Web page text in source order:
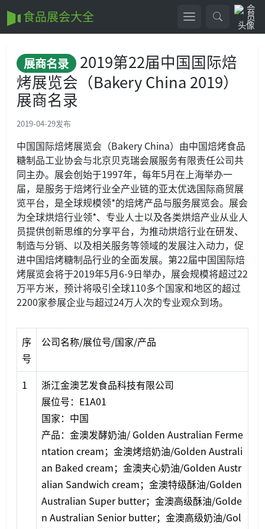
食品展会大全
展商名录 2019第22届中国国际焙
烤展览会（Bakery China 2019）
展商名录
2019-04-29发布
中国国际焙烤展览会（Bakery China）由中国焙烤食品
糖制品工业协会与北京贝克瑞会展服务有限责任公司共
同主办。展会创始于1997年，每年5月在上海举办一
届，是服务于焙烤行业全产业链的亚太优选国际商贸展
览平台，是全球规模领*的焙烤产品与服务展览会。展会
为全球烘焙行业领*、专业人士以及各类烘焙产业从业人
员提供创新思维的分享平台，为推动烘焙行业在研发、
制造与分销、以及相关服务等领域的发展注入动力，促
进中国焙烤糖制品行业的全面发展。第22届中国国际焙
烤展览会将于2019年5月6-9日举办，展会规模将超过22
万平方米，预计将吸引全球110多个国家和地区的超过
2200家参展企业与超过24万人次的专业观众到场。
序
号
公司名称/展位号/国家/产品
1
浙江金澳艺发食品科技有限公司
展位号：E1A01
国家：中国
产品：金澳发酵奶油/ Golden Australian Ferme
ntation cream；金澳烤焙奶油/Golden Australi
an Baked cream；金澳夹心奶油/Golden Austr
alian Sandwich cream；金澳特级酥油/Golden
Australian Super butter；金澳高级酥油/Golde
n Australian Senior butter；金澳高级奶油/Gol